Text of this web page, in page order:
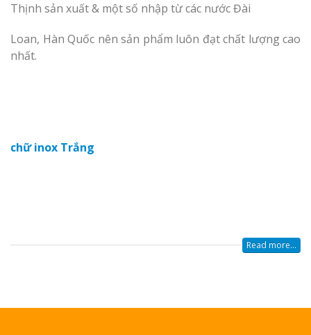
Thịnh sản xuất & một số nhập từ các nước Đài
Loan, Hàn Quốc nên sản phẩm luôn đạt chất lượng cao
nhất.
chữ inox Trắng
Read more...